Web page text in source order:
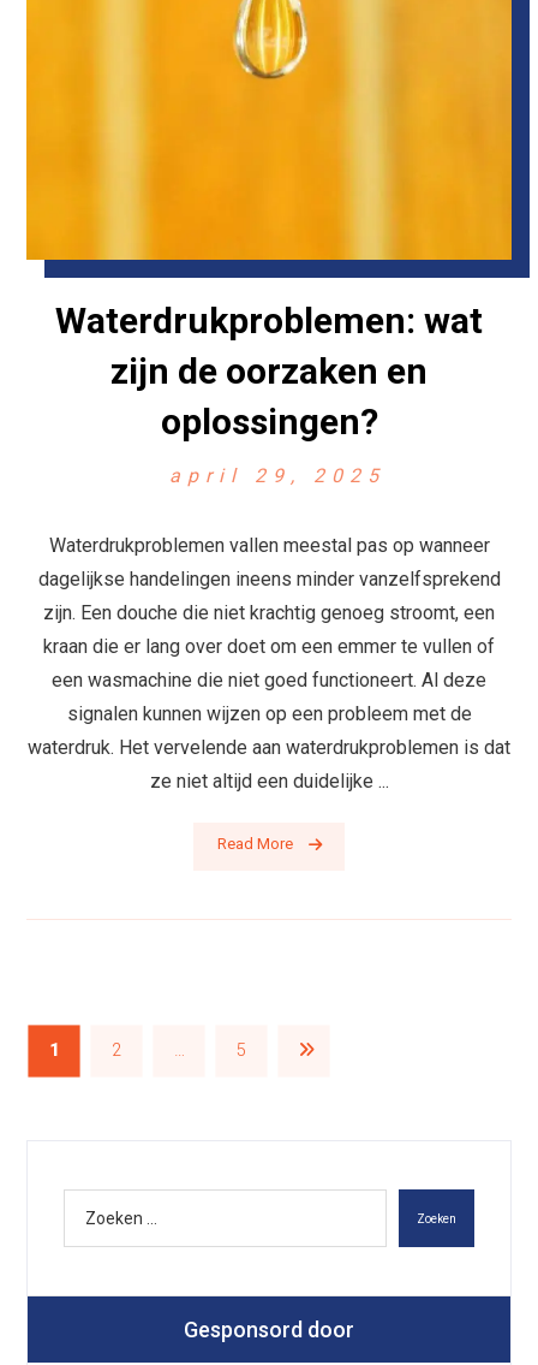
Waterdrukproblemen: wat
zijn de oorzaken en
oplossingen?
april 29, 2025
Waterdrukproblemen vallen meestal pas op wanneer
dagelijkse handelingen ineens minder vanzelfsprekend
zijn. Een douche die niet krachtig genoeg stroomt, een
kraan die er lang over doet om een emmer te vullen of
een wasmachine die niet goed functioneert. Al deze
signalen kunnen wijzen op een probleem met de
waterdruk. Het vervelende aan waterdrukproblemen is dat
ze niet altijd een duidelijke ...
Read More
1 2 … 5
Zoeken
Gesponsord door